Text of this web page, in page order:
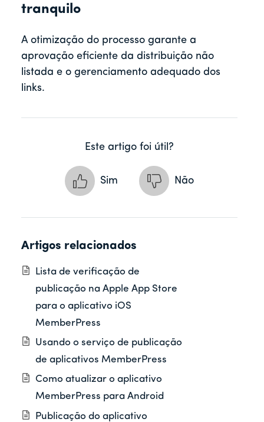
tranquilo
A otimização do processo garante a
aprovação eficiente da distribuição não
listada e o gerenciamento adequado dos
links.
Este artigo foi útil?
Sim Não
Artigos relacionados
Lista de verificação de
publicação na Apple App Store
para o aplicativo iOS
MemberPress
Usando o serviço de publicação
de aplicativos MemberPress
Como atualizar o aplicativo
MemberPress para Android
Publicação do aplicativo